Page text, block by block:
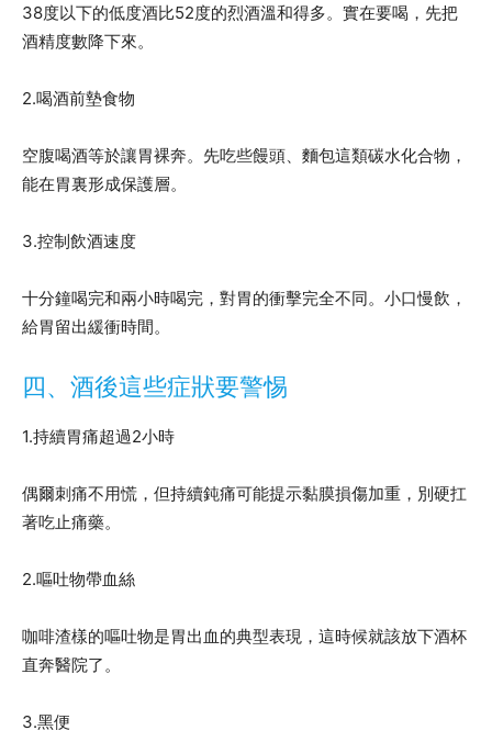
38度以下的低度酒比52度的烈酒溫和得多。實在要喝，先把
酒精度數降下來。
2.喝酒前墊食物
空腹喝酒等於讓胃裸奔。先吃些饅頭、麵包這類碳水化合物，
能在胃裏形成保護層。
3.控制飲酒速度
十分鐘喝完和兩小時喝完，對胃的衝擊完全不同。小口慢飲，
給胃留出緩衝時間。
四、酒後這些症狀要警惕
1.持續胃痛超過2小時
偶爾刺痛不用慌，但持續鈍痛可能提示黏膜損傷加重，別硬扛
著吃止痛藥。
2.嘔吐物帶血絲
咖啡渣樣的嘔吐物是胃出血的典型表現，這時候就該放下酒杯
直奔醫院了。
3.黑便